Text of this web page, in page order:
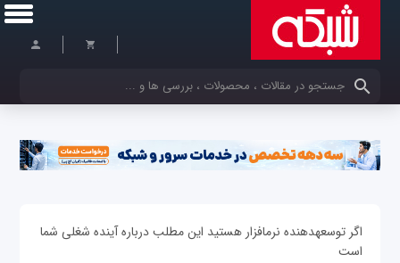
کلمات کلیدی خود را وارد کنید
اگر توسعه‎دهنده نرم‎افزار هستید این مطلب درباره آینده شغلی شما
است